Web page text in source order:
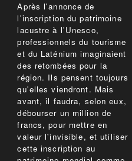
Après l'annonce de
l'inscription du patrimoine
lacustre à l'Unesco,
professionnels du tourisme
et du Laténium imaginaient
des retombées pour la
région. Ils pensent toujours
qu'elles viendront. Mais
avant, il faudra, selon eux,
débourser un million de
francs, pour mettre en
valeur l'invisible, et utiliser
cette inscription au